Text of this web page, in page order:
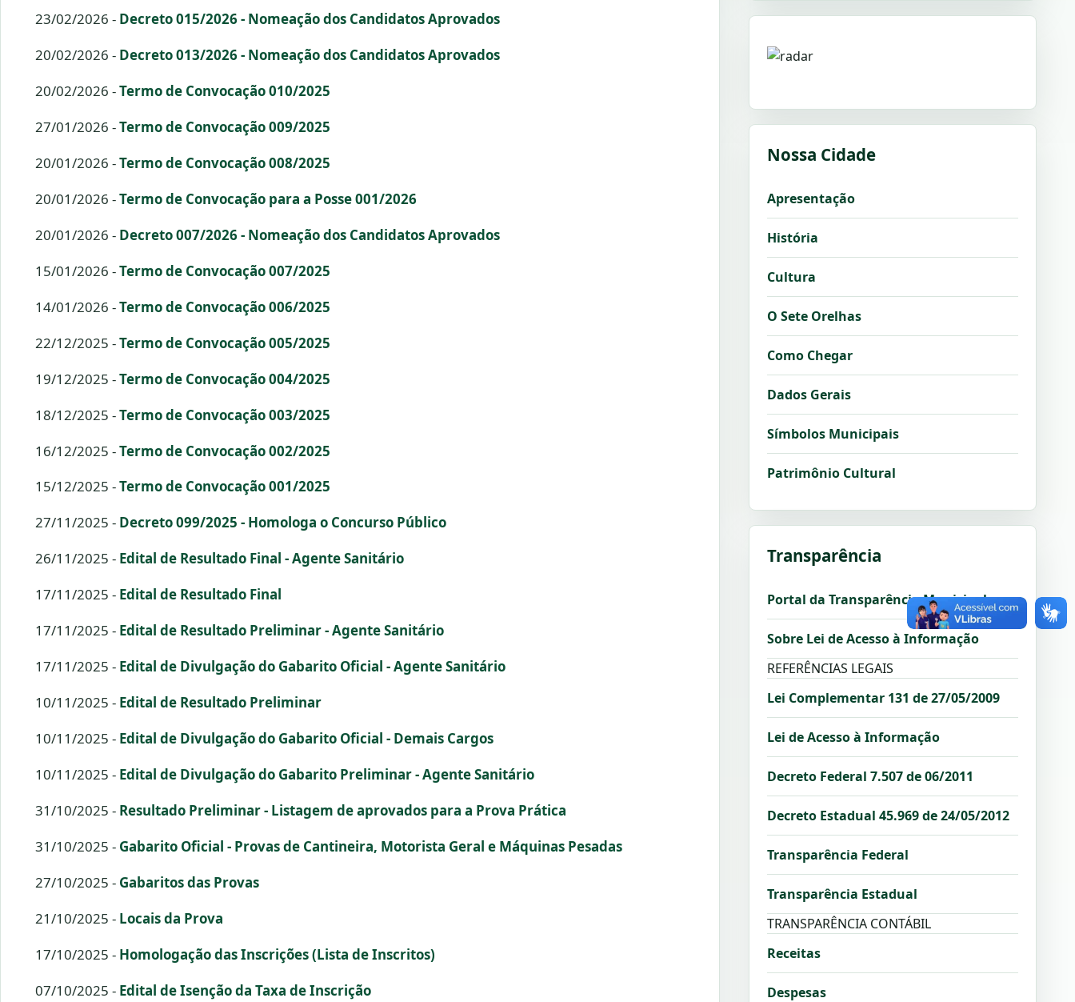
23/02/2026 - Decreto 015/2026 - Nomeação dos Candidatos Aprovados
20/02/2026 - Decreto 013/2026 - Nomeação dos Candidatos Aprovados
20/02/2026 -Termo de Convocação 010/2025
27/01/2026 -Termo de Convocação 009/2025
20/01/2026 -Termo de Convocação 008/2025
20/01/2026 -Termo de Convocação para a Posse 001/2026
20/01/2026 - Decreto 007/2026 - Nomeação dos Candidatos Aprovados
15/01/2026 -Termo de Convocação 007/2025
14/01/2026 -Termo de Convocação 006/2025
22/12/2025 -Termo de Convocação 005/2025
19/12/2025 -Termo de Convocação 004/2025
18/12/2025 -Termo de Convocação 003/2025
16/12/2025 -Termo de Convocação 002/2025
15/12/2025 -Termo de Convocação 001/2025
27/11/2025 - Decreto 099/2025 - Homologa o Concurso Público
26/11/2025 - Edital de Resultado Final - Agente Sanitário
17/11/2025 - Edital de Resultado Final
17/11/2025 - Edital de Resultado Preliminar - Agente Sanitário
17/11/2025 - Edital de Divulgação do Gabarito Oficial - Agente Sanitário
10/11/2025 - Edital de Resultado Preliminar
10/11/2025 - Edital de Divulgação do Gabarito Oficial - Demais Cargos
10/11/2025 - Edital de Divulgação do Gabarito Preliminar - Agente Sanitário
31/10/2025 - Resultado Preliminar - Listagem de aprovados para a Prova Prática
31/10/2025 - Gabarito Oficial - Provas de Cantineira, Motorista Geral e Máquinas Pesadas
27/10/2025 - Gabaritos das Provas
21/10/2025 - Locais da Prova
17/10/2025 - Homologação das Inscrições (Lista de Inscritos)
07/10/2025 - Edital de Isenção da Taxa de Inscrição
Nossa Cidade
Apresentação
História
Cultura
O Sete Orelhas
Como Chegar
Dados Gerais
Símbolos Municipais
Patrimônio Cultural
Transparência
Portal da Transparência Municipal
Sobre Lei de Acesso à Informação
REFERÊNCIAS LEGAIS
Lei Complementar 131 de 27/05/2009
Lei de Acesso à Informação
Decreto Federal 7.507 de 06/2011
Decreto Estadual 45.969 de 24/05/2012
Transparência Federal
Transparência Estadual
TRANSPARÊNCIA CONTÁBIL
Receitas
Despesas